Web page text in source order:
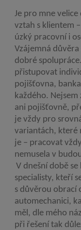
Je pro mne
vztah s klientem
úzký pracovní i
Vzájemná
dobré
přistupovat
pojišťovna,
každého.
ani pojišťovně,
je vždy pro
variantách, které
je – pracovat
nemusela v
V dnešní době
specialisty, kteří
s důvěrou obrací
automechanici,
měl, dle mého
při řešení tak